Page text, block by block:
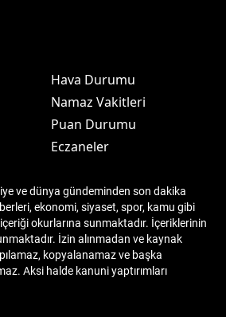
Hava Durumu
Namaz Vakitleri
Puan Durumu
Eczaneler
ve dünya gündeminden son dakika
ekonomi, siyaset, spor, kamu gibi
okurlarına sunmaktadır. İçeriklerinin
İzin alınmadan ve kaynak
kopyalanamaz ve başka
Aksi halde kanuni yaptırımları